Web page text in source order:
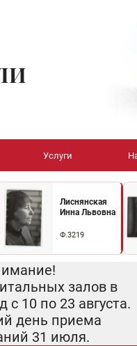
Услуги
Лиснянская
Инна Львовна
Ф.3219
залов в
с 10 по 23 августа.
день приема
31 июля.